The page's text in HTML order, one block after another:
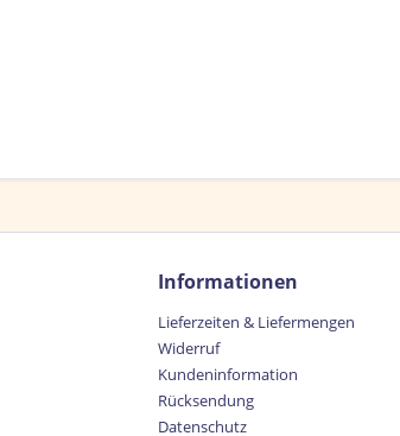
Informationen
Lieferzeiten & Liefermengen
Widerruf
Kundeninformation
Rücksendung
Datenschutz